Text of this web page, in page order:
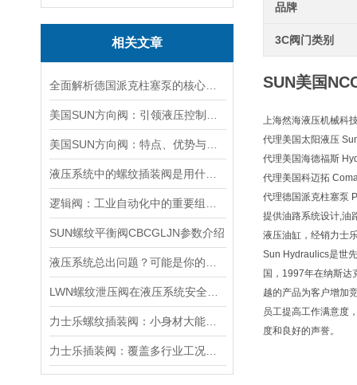
相关文章
SUN螺纹平衡阀CBCGLJN参数介绍
品牌
3C阀门类别
SUN美国
上海然海液压机械科
代理美国太阳液压
代理美国海德福斯
代理美国科迈拓
代理德国派克柱塞泵
提供油路系统设计,油
液压油缸，经销力士
Sun Hydraulics是世
国，1997年在纳斯达
越的产品为客户增加
员工提高工作满意度
度和良好的声誉。